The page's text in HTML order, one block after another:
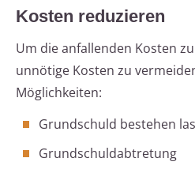
Kosten reduzieren
Um die anfallenden Kosten
unnötige Kosten zu
Möglichkeiten:
Grundschuld bestehen
Grundschuldabtretung